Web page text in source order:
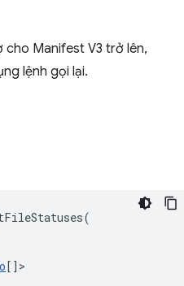
Manifest V3 trở lên,
lệnh gọi lại.
(
[] >